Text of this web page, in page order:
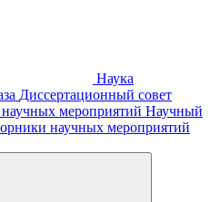
Наука
Диссертационный совет
мероприятий Научный
научных мероприятий